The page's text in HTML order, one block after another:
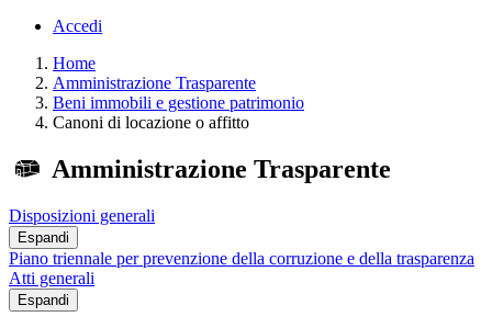
Accedi
Home
Amministrazione Trasparente
Beni immobili e gestione patrimonio
Canoni di locazione o affitto
Amministrazione Trasparente
Disposizioni generali
Espandi
Piano triennale per prevenzione della corruzione e della trasparenza
Atti generali
Espandi